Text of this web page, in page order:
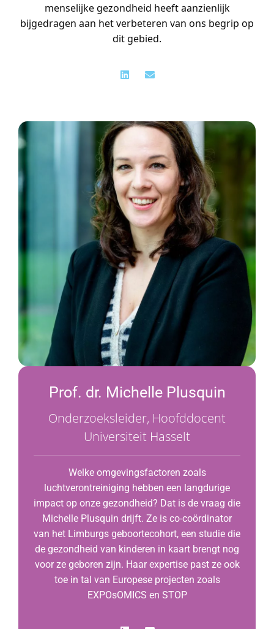
menselijke gezondheid heeft aanzienlijk
bijgedragen aan het verbeteren van ons begrip op
dit gebied.
Prof. dr. Michelle Plusquin
Onderzoeksleider, Hoofddocent
Universiteit Hasselt
Welke omgevingsfactoren zoals
luchtverontreiniging hebben een langdurige
impact op onze gezondheid? Dat is de vraag die
Michelle Plusquin drijft. Ze is co-coördinator
van het Limburgs geboortecohort, een studie die
de gezondheid van kinderen in kaart brengt nog
voor ze geboren zijn. Haar expertise past ze ook
toe in tal van Europese projecten zoals
EXPOsOMICS en STOP